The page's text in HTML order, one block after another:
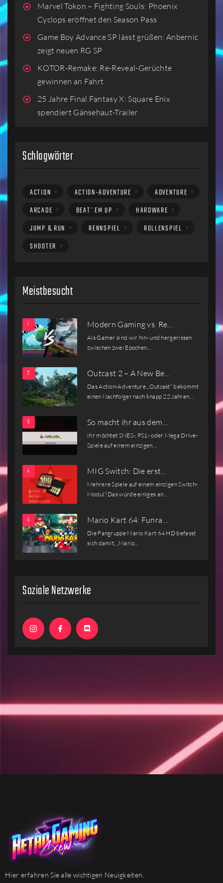
Marvel Tokon – Fighting Souls: Phoenix
Cyclops eröffnet den Season Pass
Game Boy Advance SP lässt grüßen: Anbernic
zeigt neuen RG SP
KOTOR-Remake: Re-Reveal-Gerüchte
gewinnen an Fahrt
25 Jahre Final Fantasy X: Square Enix
spendiert Gänsehaut-Trailer
Schlagwörter
ACTION ACTION-ADVENTURE
ADVENTURE
ARCADE
BEAT´EM UP
HARDWARE
JUMP & RUN
RENNSPIEL
ROLLENSPIEL
SHOOTER
Meistbesucht
Modern Gaming vs. Re…
Als Gamer sind wir hin- und hergerissen
zwischen zwei Epochen…
Outcast 2 – A New Be…
Das Action-Adventure „Outcast“ bekommt
einen Nachfolger nach knapp 22 Jahren.…
So macht ihr aus dem…
Ihr möchtet SNES-, PS1- oder Mega Drive-
Spiele auf einem einzigen…
MIG Switch: Die erst…
Mehrere Spiele auf einem einzigen Switch-
Modul? Das würde einiges an…
Mario Kart 64: Funra…
Die Fangruppe Mario Kart 64 HD befasst
sich damit, „Mario…
Soziale Netzwerke
Hier erfahren Sie alle wichtigen Neuigkeiten.